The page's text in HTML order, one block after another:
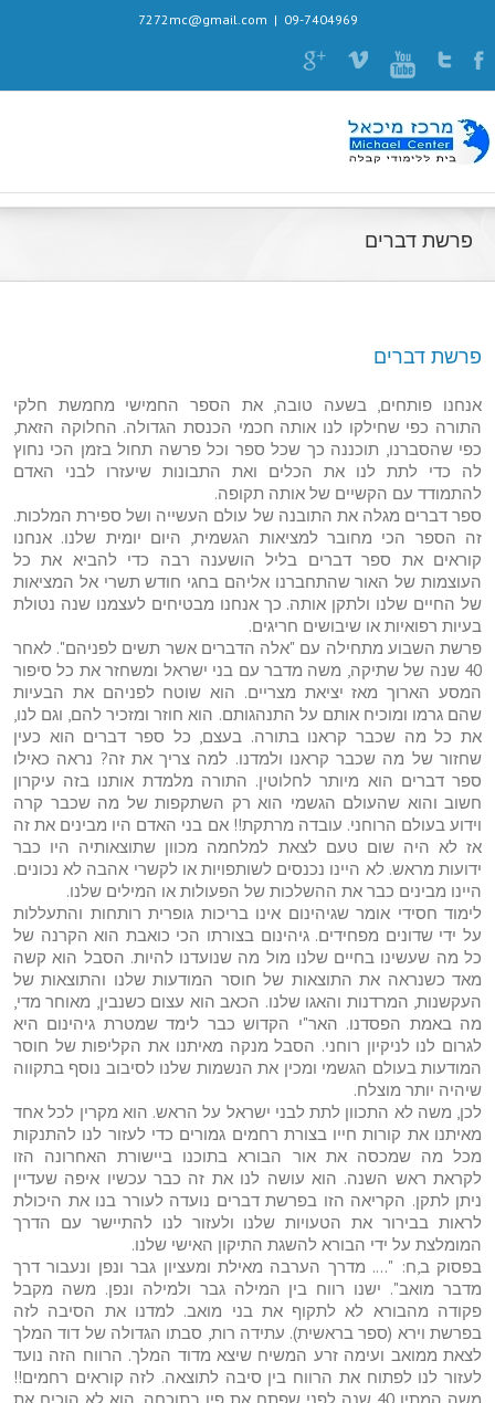
09-7404969
|
7272mc@gmail.com
פרשת דברים
פרשת דברים
אנחנו פותחים, בשעה טובה, את הספר החמישי מחמשת חלקי
התורה כפי שחילקו לנו אותה חכמי הכנסת הגדולה. החלוקה הזאת,
כפי שהסברנו, תוכננה כך שכל ספר וכל פרשה תחול בזמן הכי נחוץ
לה כדי לתת לנו את הכלים ואת התבונות שיעזרו לבני האדם
להתמודד עם הקשיים של אותה תקופה.
ספר דברים מגלה את התובנה של עולם העשייה ושל ספירת המלכות.
זה הספר הכי מחובר למציאות הגשמית, היום יומית שלנו. אנחנו
קוראים את ספר דברים בליל הושענה רבה כדי להביא את כל
העוצמות של האור שהתחברנו אליהם בחגי חודש תשרי אל המציאות
של החיים שלנו ולתקן אותה. כך אנחנו מבטיחים לעצמנו שנה נטולת
בעיות רפואיות או שיבושים חריגים.
פרשת השבוע מתחילה עם "אלה הדברים אשר תשים לפניהם". לאחר
40 שנה של שתיקה, משה מדבר עם בני ישראל ומשחזר את כל סיפור
המסע הארוך מאז יציאת מצריים. הוא שוטח לפניהם את הבעיות
שהם גרמו ומוכיח אותם על התנהגותם. הוא חוזר ומזכיר להם, וגם לנו,
את כל מה שכבר קראנו בתורה. בעצם, כל ספר דברים הוא כעין
שחזור של מה שכבר קראנו ולמדנו. למה צריך את זה? נראה כאילו
ספר דברים הוא מיותר לחלוטין. התורה מלמדת אותנו בזה עיקרון
חשוב והוא שהעולם הגשמי הוא רק השתקפות של מה שכבר קרה
וידוע בעולם הרוחני. עובדה מרתקת!! אם בני האדם היו מבינים את זה
אז לא היה שום טעם לצאת למלחמה מכוון שתוצאותיה היו כבר
ידועות מראש. לא היינו נכנסים לשותפויות או לקשרי אהבה לא נכונים.
היינו מבינים כבר את ההשלכות של הפעולות או המילים שלנו.
לימוד חסידי אומר שגיהינום אינו בריכות גופרית רותחות והתעללות
על ידי שדונים מפחידים. גיהינום בצורתו הכי כואבת הוא הקרנה של
כל מה שעשינו בחיים שלנו מול מה שנועדנו להיות. הסבל הוא קשה
מאד כשנראה את התוצאות של חוסר המודעות שלנו והתוצאות של
העקשנות, המרדנות והאגו שלנו. הכאב הוא עצום כשנבין, מאוחר מדי,
מה באמת הפסדנו. האר"י הקדוש כבר לימד שמטרת גיהינום היא
לגרום לנו לניקיון רוחני. הסבל מנקה מאיתנו את הקליפות של חוסר
המודעות בעולם הגשמי ומכין את הנשמות שלנו לסיבוב נוסף בתקווה
שיהיה יותר מוצלח.
לכן, משה לא התכוון לתת לבני ישראל על הראש. הוא מקרין לכל אחד
מאיתנו את קורות חייו בצורת רחמים גמורים כדי לעזור לנו להתנקות
מכל מה שמכסה את אור הבורא בתוכנו ביישורת האחרונה הזו
לקראת ראש השנה. הוא עושה לנו את זה כבר עכשיו איפה שעדיין
ניתן לתקן. הקריאה הזו בפרשת דברים נועדה לעורר בנו את היכולת
לראות בבירור את הטעויות שלנו ולעזור לנו להתיישר עם הדרך
המומלצת על ידי הבורא להשגת התיקון האישי שלנו.
בפסוק ב,ח: "…. מדרך הערבה מאילת ומעציון גבר ונפן ונעבור דרך
מדבר מואב". ישנו רווח בין המילה גבר ולמילה ונפן. משה מקבל
פקודה מהבורא לא לתקוף את בני מואב. למדנו את הסיבה לזה
בפרשת וירא (ספר בראשית). עתידה רות, סבתו הגדולה של דוד המלך
לצאת ממואב ועימה זרע המשיח שיצא מדוד המלך. הרווח הזה נועד
לעזור לנו לפתוח את הרווח בין סיבה לתוצאה. לזה קוראים רחמים!!